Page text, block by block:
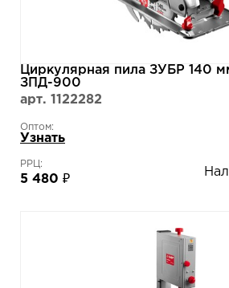
Циркулярная пила ЗУБР 140
ЗПД-900
арт. 1122282
Оптом:
Узнать
РРЦ:
5 480 ₽